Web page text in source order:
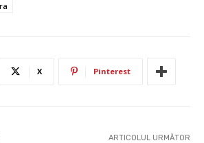
X Pinterest
ARTICOLUL URMĂTOR